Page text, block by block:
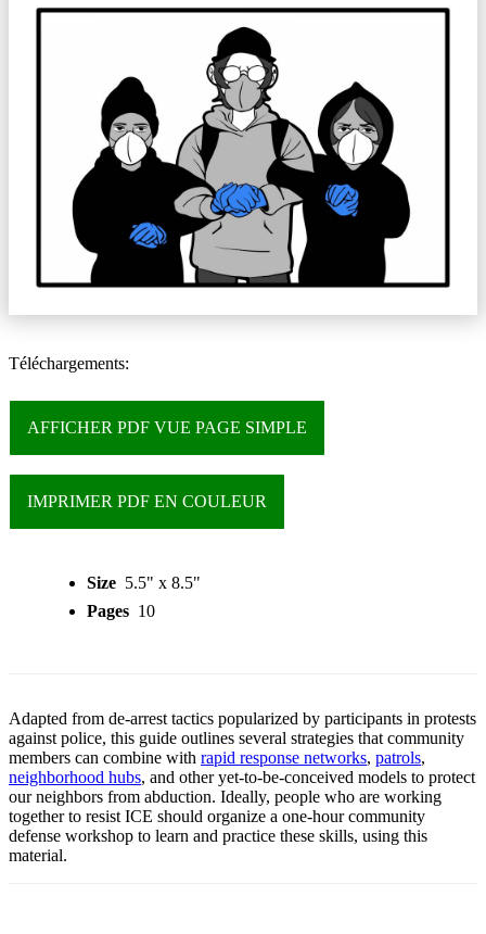
Téléchargements:
AFFICHER PDF VUE PAGE SIMPLE
IMPRIMER PDF EN COULEUR
Size 5.5" x 8.5"
Pages 10
Adapted from de-arrest tactics popularized by participants in protests
against police, this guide outlines several strategies that community
members can combine with rapid response networks, patrols,
neighborhood hubs, and other yet-to-be-conceived models to protect
our neighbors from abduction. Ideally, people who are working
together to resist ICE should organize a one-hour community
defense workshop to learn and practice these skills, using this
material.